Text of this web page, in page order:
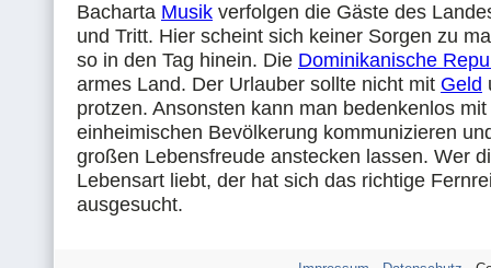
Bacharta Musik verfolgen die Gäste des
und Tritt. Hier scheint sich keiner Sorgen zu
so in den Tag hinein. Die Dominikanische
armes Land. Der Urlauber sollte nicht mit Geld
protzen. Ansonsten kann man bedenkenlos mit
einheimischen Bevölkerung kommunizieren
großen Lebensfreude anstecken lassen. Wer
Lebensart liebt, der hat sich das richtige
ausgesucht.